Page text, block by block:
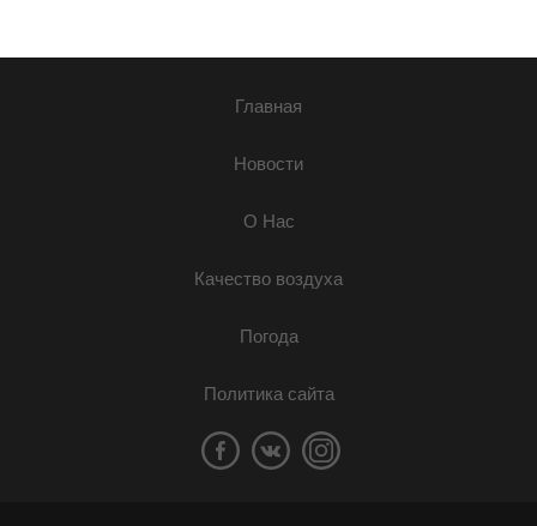
Главная
Новости
О Нас
Качество воздуха
Погода
Политика сайта